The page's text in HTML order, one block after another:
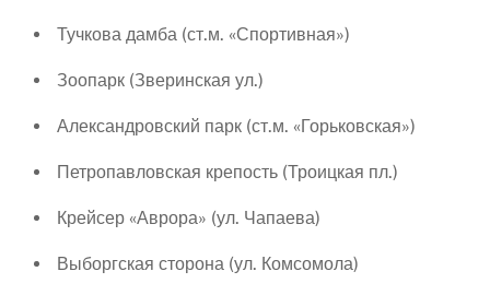
Тучкова дамба (ст.м. «Спортивная»)
Зоопарк (Зверинская ул.)
Александровский парк (ст.м. «Горьковская»)
Петропавловская крепость (Троицкая пл.)
Крейсер «Аврора» (ул. Чапаева)
Выборгская сторона (ул. Комсомола)